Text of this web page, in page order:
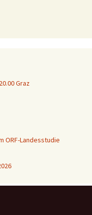
Graz
ORF-Landesstudie